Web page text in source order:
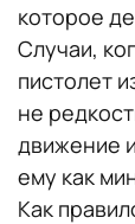
которое
Случаи,
пистолет
не
движение
ему как
Как